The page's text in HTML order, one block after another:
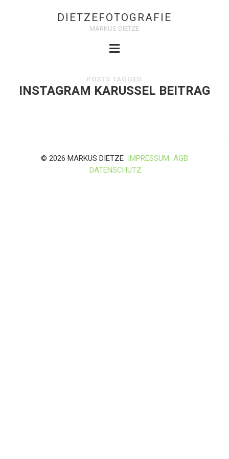
DIETZEFOTOGRAFIE
MARKUS DIETZE
POSTS TAGGED
INSTAGRAM KARUSSEL BEITRAG
© 2026 MARKUS DIETZE IMPRESSUM AGB
DATENSCHUTZ